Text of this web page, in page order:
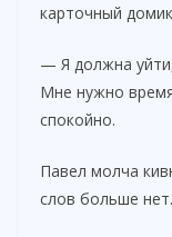
карточный
— Я должна
Мне нужно
спокойно.
Павел молча
слов больше нет.